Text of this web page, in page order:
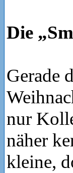
Die
Gerade
nur
näher
kleine,